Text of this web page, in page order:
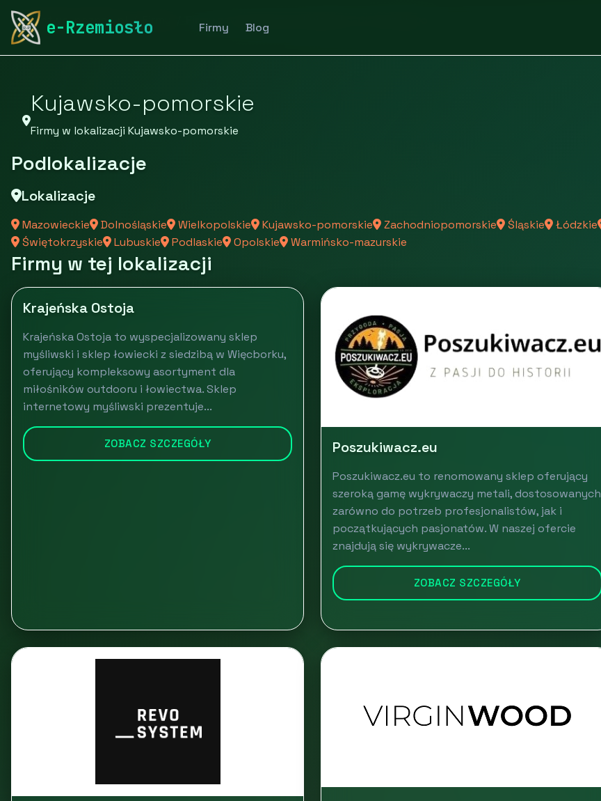
e-Rzemiosło Firmy Blog
rymarstwo-poznan.pl
Kujawsko-pomorskie
Firmy w lokalizacji Kujawsko-pomorskie
Podlokalizacje
Lokalizacje
Mazowieckie Dolnośląskie Wielkopolskie Kujawsko-pomorskie Zachodniopomorskie Śląskie Łódzkie
Świętokrzyskie
Lubuskie Podlaskie Opolskie Warmińsko-mazurskie
Firmy w tej lokalizacji
Krajeńska Ostoja
Krajeńska Ostoja to wyspecjalizowany sklep
myśliwski i sklep łowiecki z siedzibą w Więcborku,
oferujący kompleksowy asortyment dla
miłośników outdooru i łowiectwa. Sklep
internetowy myśliwski prezentuje...
ZOBACZ SZCZEGÓŁY Poszukiwacz.eu
Poszukiwacz.eu to renomowany sklep oferujący
szeroką gamę wykrywaczy metali, dostosowanych
zarówno do potrzeb profesjonalistów, jak i
początkujących pasjonatów. W naszej ofercie
znajdują się wykrywacze...
ZOBACZ SZCZEGÓŁY